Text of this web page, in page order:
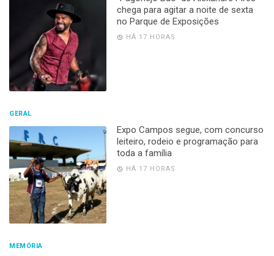
chega para agitar a noite de sexta
no Parque de Exposições
HÁ 17 HORAS
GERAL
Expo Campos segue, com concurso
leiteiro, rodeio e programação para
toda a família
HÁ 17 HORAS
MEMÓRIA